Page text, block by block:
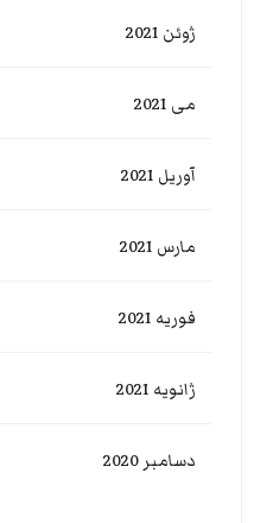
ژوئن 2021
می 2021
آوریل 2021
مارس 2021
فوریه 2021
ژانویه 2021
دسامبر 2020